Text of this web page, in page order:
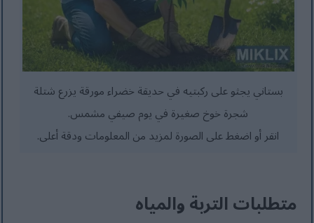
بستاني يجثو على ركبتيه في حديقة خضراء مورقة يزرع شتلة
شجرة خوخ صغيرة في يوم صيفي مشمس.
انقر أو اضغط على الصورة لمزيد من المعلومات ودقة أعلى.
متطلبات التربة والمياه